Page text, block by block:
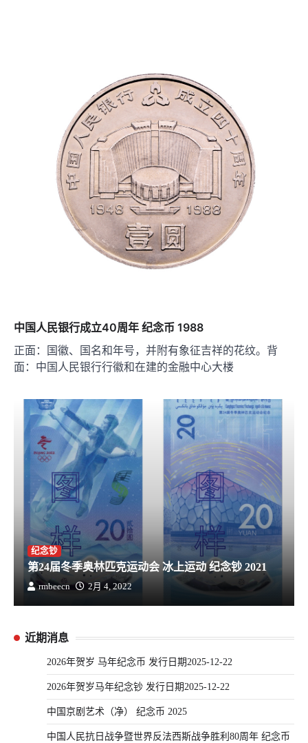
中国人民银行成立40周年 纪念币 1988
正面：国徽、国名和年号，并附有象征吉祥的花纹。背
面：中国人民银行行徽和在建的金融中心大楼
纪念钞
第24届冬季奥林匹克运动会 冰上运动 纪念钞 2021
rmbeecn 2月 4, 2022
近期消息
2026年贺岁 马年纪念币 发行日期2025-12-22
2026年贺岁马年纪念钞 发行日期2025-12-22
中国京剧艺术（净） 纪念币 2025
中国人民抗日战争暨世界反法西斯战争胜利80周年 纪念币